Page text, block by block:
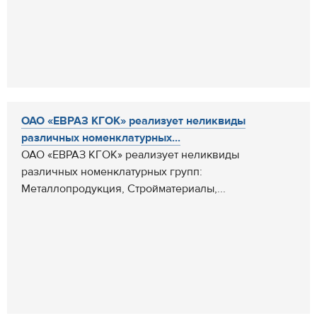
ОАО «ЕВРАЗ КГОК» реализует неликвиды
различных номенклатурных...
ОАО «ЕВРАЗ КГОК» реализует неликвиды
различных номенклатурных групп:
Металлопродукция, Стройматериалы,...